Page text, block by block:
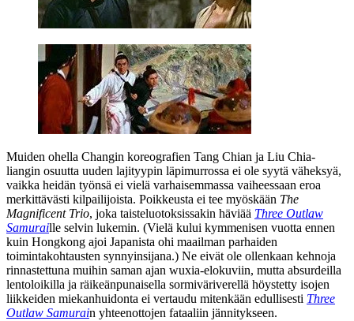
Muiden ohella Changin koreografien Tang Chian ja Liu Chia-
liangin osuutta uuden lajityypin läpimurrossa ei ole syytä väheksyä,
vaikka heidän työnsä ei vielä varhaisemmassa vaiheessaan eroa
merkittävästi kilpailijoista. Poikkeusta ei tee myöskään The
Magnificent Trio, joka taisteluotoksissakin häviää Three Outlaw
Samuraille selvin lukemin. (Vielä kului kymmenisen vuotta ennen
kuin Hongkong ajoi Japanista ohi maailman parhaiden
toimintakohtausten synnyinsijana.) Ne eivät ole ollenkaan kehnoja
rinnastettuna muihin saman ajan wuxia-elokuviin, mutta absurdeilla
lentoloikilla ja räikeänpunaisella sormiväriverellä höystetty isojen
liikkeiden miekanhuidonta ei vertaudu mitenkään edullisesti Three
Outlaw Samurain yhteenottojen fataaliin jännitykseen.